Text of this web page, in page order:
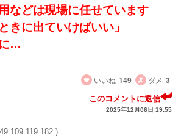
などは現場に任せています
きに出ていけばいい」
…
いいね 149 ダメ 3
このコメントに返信
2025年12月06日 19:55
)